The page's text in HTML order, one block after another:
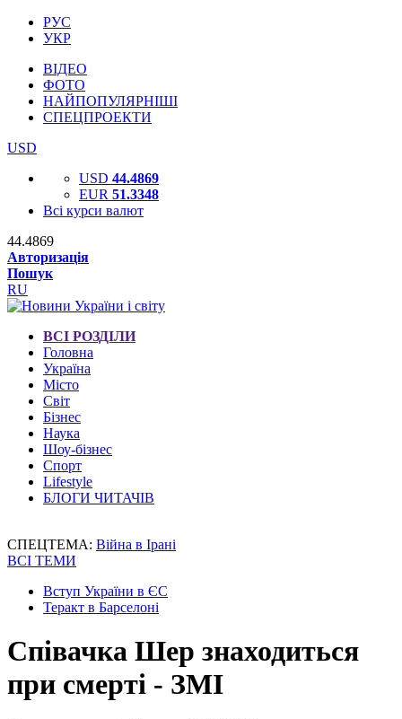
РУС
УКР
ВІДЕО
ФОТО
НАЙПОПУЛЯРНІШІ
СПЕЦПРОЕКТИ
USD
USD 44.4869
EUR 51.3348
Всі курси валют
44.4869
Авторизація
Пошук
RU
ВСІ РОЗДІЛИ
Головна
Україна
Місто
Світ
Бізнес
Наука
Шоу-бізнес
Спорт
Lifestyle
БЛОГИ ЧИТАЧІВ
СПЕЦТЕМА: Війна в Ірані
ВСІ ТЕМИ
Вступ України в ЄС
Теракт в Барселоні
Співачка Шер знаходиться
при смерті - ЗМІ